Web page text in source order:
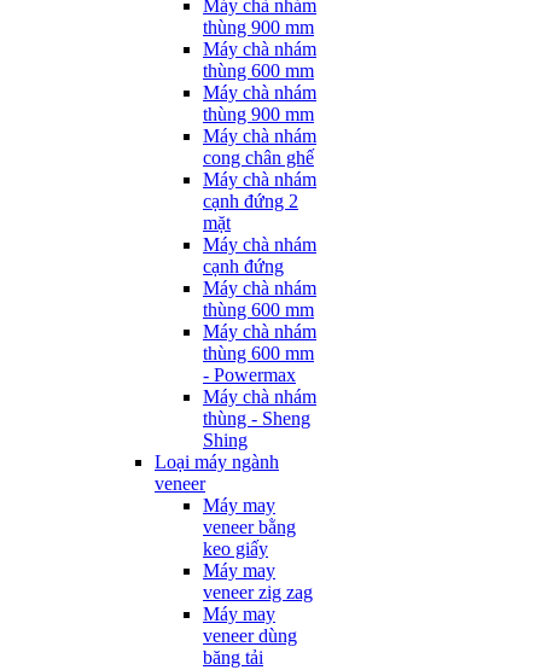
Máy chà nhám
thùng 900 mm
Máy chà nhám
thùng 600 mm
Máy chà nhám
thùng 900 mm
Máy chà nhám
cong chân ghế
Máy chà nhám
cạnh đứng 2
mặt
Máy chà nhám
cạnh đứng
Máy chà nhám
thùng 600 mm
Máy chà nhám
thùng 600 mm
- Powermax
Máy chà nhám
thùng - Sheng
Shing
Loại máy ngành
veneer
Máy may
veneer bằng
keo giấy
Máy may
veneer zig zag
Máy may
veneer dùng
băng tải